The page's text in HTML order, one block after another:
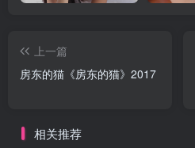
上一篇
房东的猫《房东的猫》2017
相关推荐